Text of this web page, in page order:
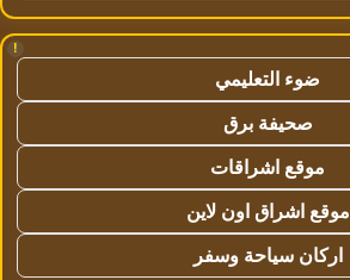
!
ضوء التعليمي
صحيفة برق
موقع اشراقات
موقع اشراق اون لاين
اركان سياحة وسفر